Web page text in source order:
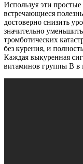
Используя эти
встречающиеся
достоверно снизить
значительно
тромботических
без курения, и
Каждая выкуренная
витаминов группы B в